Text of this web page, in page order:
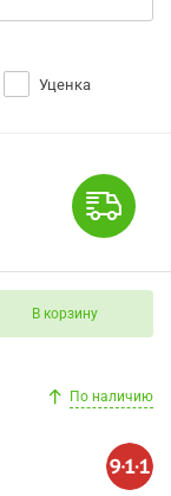
Уценка
В корзину
По наличию